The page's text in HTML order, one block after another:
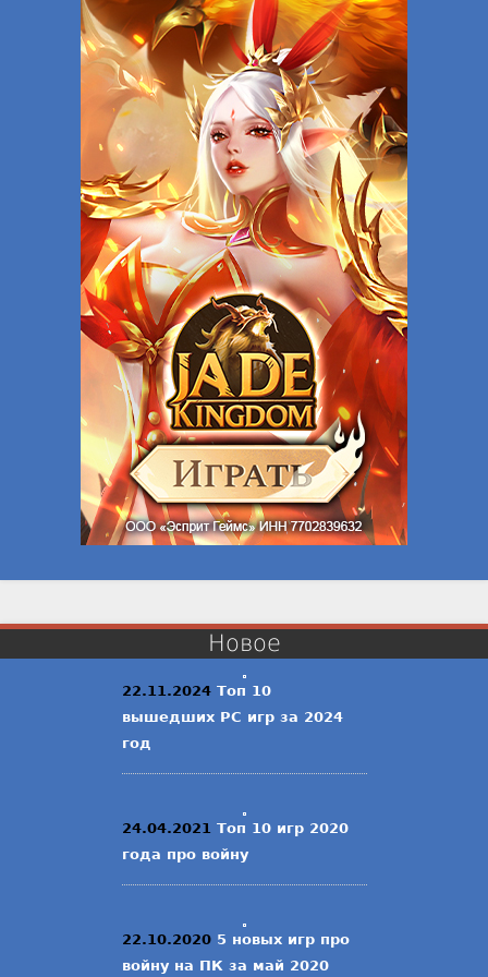
Новое
22.11.2024 Топ 10
вышедших PC игр за 2024
год
24.04.2021 Топ 10 игр 2020
года про войну
22.10.2020 5 новых игр про
войну на ПК за май 2020